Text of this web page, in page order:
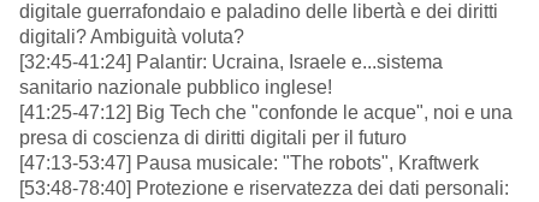
digitale guerrafondaio e paladino delle libertà e dei diritti
digitali? Ambiguità voluta?
[32:45-41:24] Palantir: Ucraina, Israele e...sistema
sanitario nazionale pubblico inglese!
[41:25-47:12] Big Tech che "confonde le acque", noi e una
presa di coscienza di diritti digitali per il futuro
[47:13-53:47] Pausa musicale: "The robots", Kraftwerk
[53:48-78:40] Protezione e riservatezza dei dati personali: